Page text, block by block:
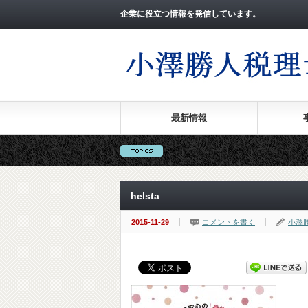
企業に役立つ情報を発信しています。
最新情報
helsta
2015-11-29 コメントを書く 小澤